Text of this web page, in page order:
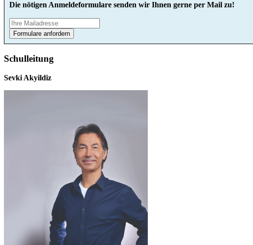
Die nötigen Anmeldeformulare senden wir Ihnen gerne per Mail zu!
Schulleitung
Sevki Akyildiz